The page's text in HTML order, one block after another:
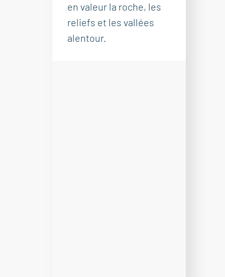
en valeur la roche, les
reliefs et les vallées
alentour.